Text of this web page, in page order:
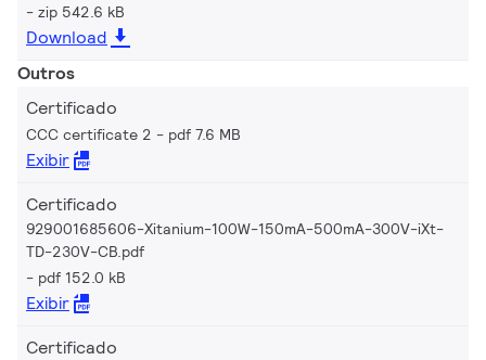
zip 542.6 kB
Download
Outros
Certificado
CCC certificate 2 pdf 7.6 MB
Exibir
Certificado
929001685606-Xitanium-100W-150mA-500mA-300V-iXt-
TD-230V-CB.pdf
pdf 152.0 kB
Exibir
Certificado